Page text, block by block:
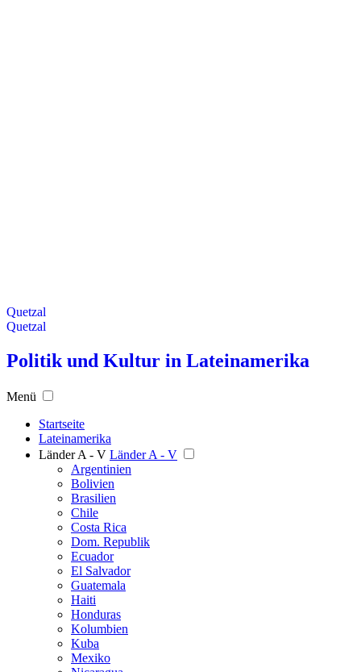
Quetzal
Quetzal
Politik und Kultur in Lateinamerika
Menü
Startseite
Lateinamerika
Länder A - V Länder A - V
Argentinien
Bolivien
Brasilien
Chile
Costa Rica
Dom. Republik
Ecuador
El Salvador
Guatemala
Haiti
Honduras
Kolumbien
Kuba
Mexiko